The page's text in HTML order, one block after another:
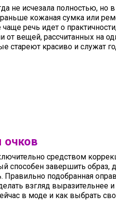
не исчезала полностью, но
кожаная сумка или
чаще речь идет о
от вещей, рассчитанных на
стареют красиво и служат
средством
способен завершить образ,
Правильно подобранная
взгляд выразительнее
в моде и как выбрать